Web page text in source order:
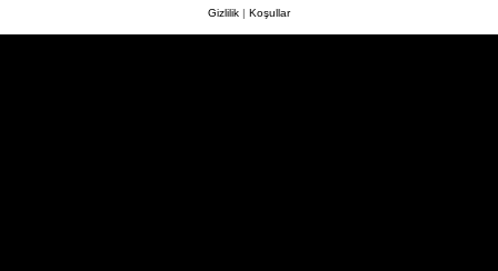
Gizlilik | Koşullar